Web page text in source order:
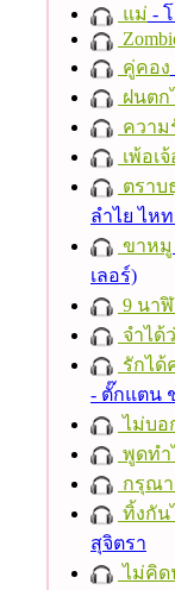
แม่ -
คู่คอง
ฝนตก
ความ
เพ้อเ
ตราบ
ลำไย ไห
ขาหมู
เลอร์)
9 นา
จำได้
รักได้
- ตั๊กแตน
ไม่บอ
พูดทำ
กรุณา
ทิ้งกัน
สุจิตรา
ไม่คิด